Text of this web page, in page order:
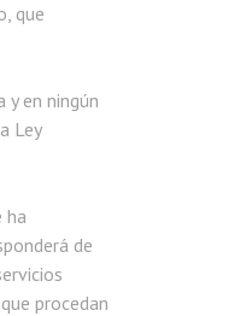
que
en ningún
Ley
ha
de
procedan